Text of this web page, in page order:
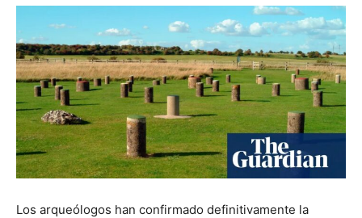
Los arqueólogos han confirmado definitivamente la